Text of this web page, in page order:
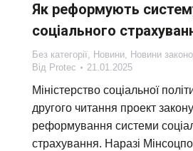
Як реформують
соціального
Без категорії, Новини, Новини
Від Protec 21.01.2025
Міністерство соціальної
другого читання проект
реформування системи
страхування. Наразі